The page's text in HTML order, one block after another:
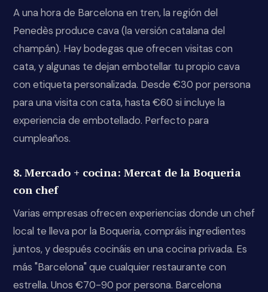
A una hora de Barcelona en tren, la región del
Penedès produce cava (la versión catalana del
champán). Hay bodegas que ofrecen visitas con
cata, y algunas te dejan embotellar tu propio cava
con etiqueta personalizada. Desde €30 por persona
para una visita con cata, hasta €60 si incluye la
experiencia de embotellado. Perfecto para
cumpleaños.
8. Mercado + cocina: Mercat de la Boqueria
con chef
Varias empresas ofrecen experiencias donde un chef
local te lleva por la Boqueria, compráis ingredientes
juntos, y después cocináis en una cocina privada. Es
más "Barcelona" que cualquier restaurante con
estrella. Unos €70-90 por persona. Barcelona